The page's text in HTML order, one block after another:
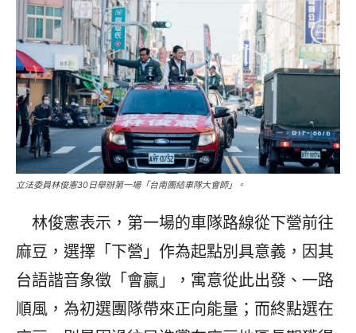
立法委員林俊憲30日舉辦第一場「台南團結車隊大會師」。
林俊憲表示，第一場的車隊路線從下營前往
麻豆，選擇「下營」作為起點別具意義，因其
台語諧音象徵「會贏」，寓意從此出發、一路
順風，為初選團隊帶來正向能量；而終點選在